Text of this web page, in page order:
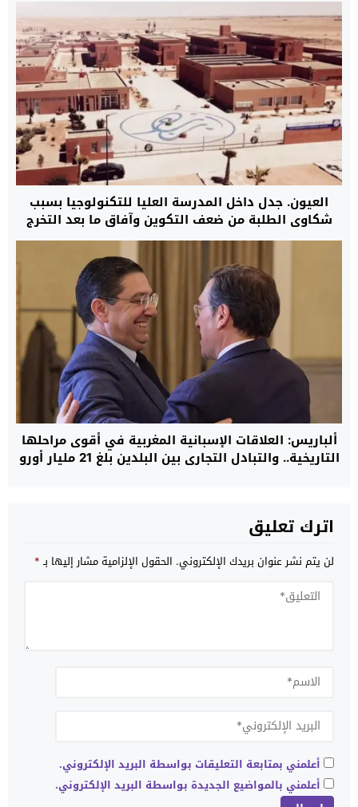
العيون. جدل داخل المدرسة العليا للتكنولوجيا بسبب
شكاوى الطلبة من ضعف التكوين وآفاق ما بعد التخرج
ألباريس: العلاقات الإسبانية المغربية في أقوى مراحلها
التاريخية.. والتبادل التجاري بين البلدين بلغ 21 مليار أورو
اترك تعليق
لن يتم نشر عنوان بريدك الإلكتروني. الحقول الإلزامية مشار إليها بـ*
أعلمني بمتابعة التعليقات بواسطة البريد الإلكتروني.
أعلمني بالمواضيع الجديدة بواسطة البريد الإلكتروني.